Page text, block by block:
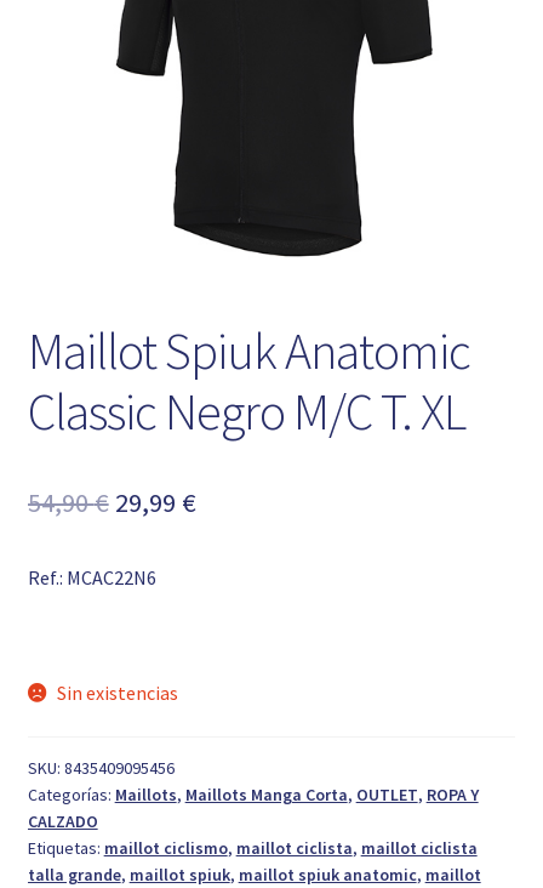
Maillot Spiuk Anatomic
Classic Negro M/C T. XL
54,90€ El
original
29,99 €El
Ref.: MCAC22N6
Sin existencias
SKU: 8435409095456
Categorías: Maillots, Maillots Manga Corta, OUTLET, ROPA Y
CALZADO
Etiquetas: maillot ciclismo, maillot ciclista, maillot ciclista
talla grande, maillot spiuk, maillot spiuk anatomic, maillot